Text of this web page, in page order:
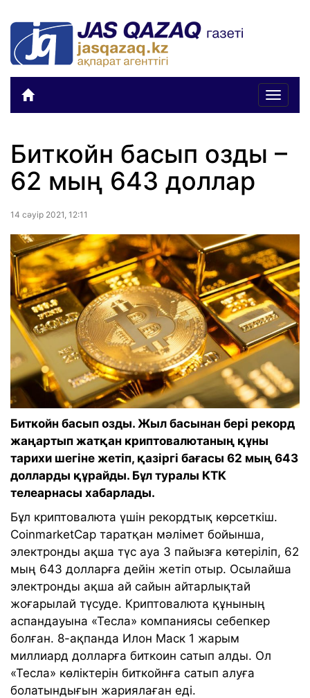
Toggle
Биткойн басып озды –
62 мың 643 доллар
14 сәуiр 2021, 12:11
Биткойн басып озды. Жыл басынан бері рекорд
жаңартып жатқан криптовалютаның құны
тарихи шегіне жетіп, қазіргі бағасы 62 мың 643
долларды құрайды. Бұл туралы КТК
телеарнасы хабарлады.
Бұл криптовалюта үшін рекордтық көрсеткіш.
CoinmarketСap таратқан мәлімет бойынша,
электронды ақша түс ауа 3 пайызға көтеріліп, 62
мың 643 долларға дейін жетіп отыр. Осылайша
электронды ақша ай сайын айтарлықтай
жоғарылай түсуде. Криптовалюта құнының
аспандауына «Тесла» компаниясы себепкер
болған. 8-ақпанда Илон Маск 1 жарым
миллиард долларға биткоин сатып алды. Ол
«Тесла» көліктерін биткойнға сатып алуға
болатындығын жариялаған еді.